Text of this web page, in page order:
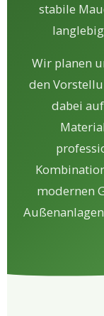
stabile
Wir planen
den
dabei
modernen